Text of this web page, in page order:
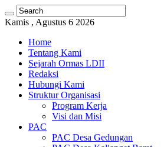
Kamis , Agustus 6 2026
Home
Tentang Kami
Sejarah Ormas LDII
Redaksi
Hubungi Kami
Struktur Organisasi
Program Kerja
Visi dan Misi
PAC
PAC Desa Gedungan